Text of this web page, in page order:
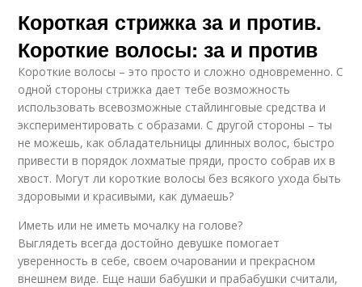
Короткая стрижка за и против.
Короткие волосы: за и против
Короткие волосы – это просто и сложно одновременно. С
одной стороны стрижка дает тебе возможность
использовать всевозможные стайлинговые средства и
экспериментировать с образами. С другой стороны – ты
не можешь, как обладательницы длинных волос, быстро
привести в порядок лохматые пряди, просто собрав их в
хвост. Могут ли короткие волосы без всякого ухода быть
здоровыми и красивыми, как думаешь?
Иметь или не иметь мочалку на голове?
Выглядеть всегда достойно девушке помогает
уверенность в себе, своем очаровании и прекрасном
внешнем виде. Еще наши бабушки и прабабушки считали,